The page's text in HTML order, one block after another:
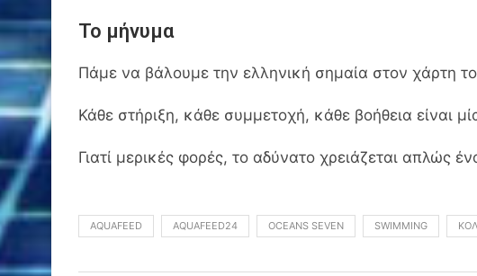
Το μήνυμα
Πάμε να βάλουμε την ελληνική σημαία στον χάρτη
Κάθε στήριξη, κάθε συμμετοχή, κάθε βοήθεια είναι
Γιατί μερικές φορές, το αδύνατο χρειάζεται απλώς
AQUAFEED AQUAFEED24 OCEANS SEVEN SWIMMING